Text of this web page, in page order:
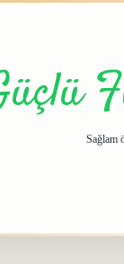
Sağlam